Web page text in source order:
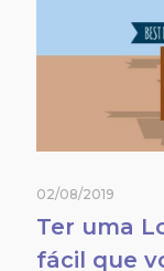
02/08/2019
Ter uma
fácil que